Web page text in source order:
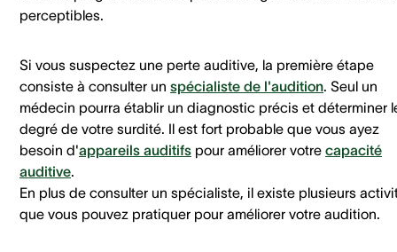
perceptibles.
Si vous suspectez une perte auditive, la première étape
consiste à consulter un spécialiste de l'audition. Seul un
médecin pourra établir un diagnostic précis et déterminer
degré de votre surdité. Il est fort probable que vous ayez
besoin d'appareils auditifs pour améliorer votre capacité
auditive.
En plus de consulter un spécialiste, il existe plusieurs
que vous pouvez pratiquer pour améliorer votre audition.